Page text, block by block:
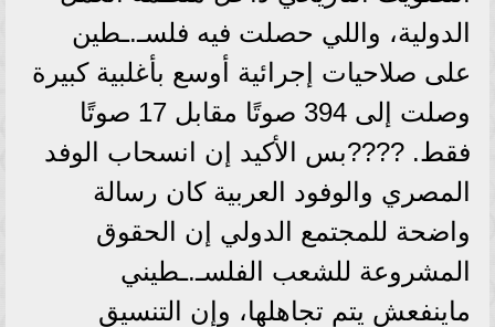
الدولية، واللي حصلت فيه فلسـ.ـطين
على صلاحيات إجرائية أوسع بأغلبية كبيرة
وصلت إلى 394 صوتًا مقابل 17 صوتًا
فقط. ????بس الأكيد إن انسحاب الوفد
المصري والوفود العربية كان رسالة
واضحة للمجتمع الدولي إن الحقوق
المشروعة للشعب الفلسـ.ـطيني
ماينفعش يتم تجاهلها، وإن التنسيق